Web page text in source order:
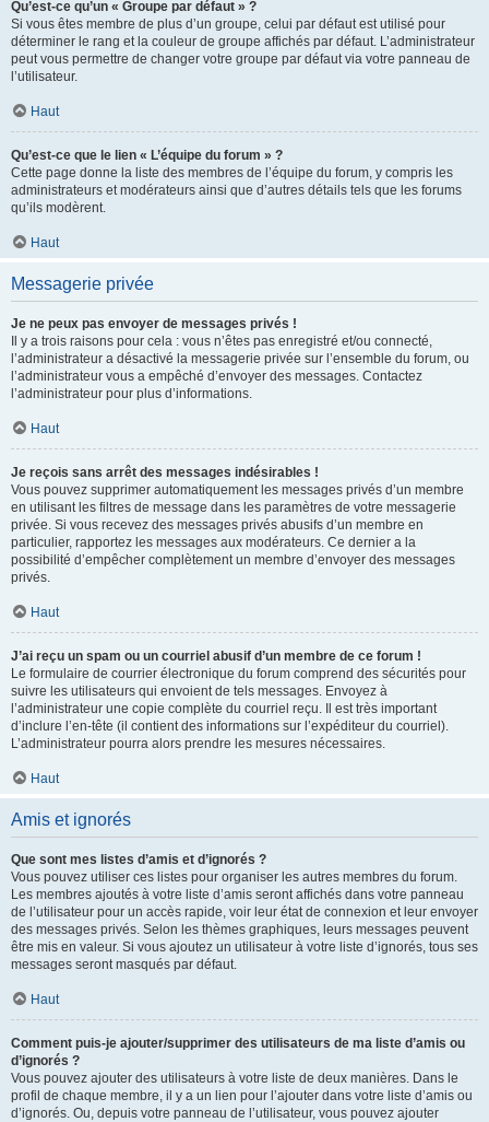
Qu’est-ce qu’un « Groupe par défaut » ?
Si vous êtes membre de plus d’un groupe, celui par défaut est utilisé pour
déterminer le rang et la couleur de groupe affichés par défaut. L’administrateur
peut vous permettre de changer votre groupe par défaut via votre panneau de
l’utilisateur.
Haut
Qu’est-ce que le lien « L’équipe du forum » ?
Cette page donne la liste des membres de l’équipe du forum, y compris les
administrateurs et modérateurs ainsi que d’autres détails tels que les forums
qu’ils modèrent.
Haut
Messagerie privée
Je ne peux pas envoyer de messages privés !
Il y a trois raisons pour cela : vous n’êtes pas enregistré et/ou connecté,
l’administrateur a désactivé la messagerie privée sur l’ensemble du forum, ou
l’administrateur vous a empêché d’envoyer des messages. Contactez
l’administrateur pour plus d’informations.
Haut
Je reçois sans arrêt des messages indésirables !
Vous pouvez supprimer automatiquement les messages privés d’un membre
en utilisant les filtres de message dans les paramètres de votre messagerie
privée. Si vous recevez des messages privés abusifs d’un membre en
particulier, rapportez les messages aux modérateurs. Ce dernier a la
possibilité d’empêcher complètement un membre d’envoyer des messages
privés.
Haut
J’ai reçu un spam ou un courriel abusif d’un membre de ce forum !
Le formulaire de courrier électronique du forum comprend des sécurités pour
suivre les utilisateurs qui envoient de tels messages. Envoyez à
l’administrateur une copie complète du courriel reçu. Il est très important
d’inclure l’en-tête (il contient des informations sur l’expéditeur du courriel).
L’administrateur pourra alors prendre les mesures nécessaires.
Haut
Amis et ignorés
Que sont mes listes d’amis et d’ignorés ?
Vous pouvez utiliser ces listes pour organiser les autres membres du forum.
Les membres ajoutés à votre liste d’amis seront affichés dans votre panneau
de l’utilisateur pour un accès rapide, voir leur état de connexion et leur envoyer
des messages privés. Selon les thèmes graphiques, leurs messages peuvent
être mis en valeur. Si vous ajoutez un utilisateur à votre liste d’ignorés, tous ses
messages seront masqués par défaut.
Haut
Comment puis-je ajouter/supprimer des utilisateurs de ma liste d’amis ou
d’ignorés ?
Vous pouvez ajouter des utilisateurs à votre liste de deux manières. Dans le
profil de chaque membre, il y a un lien pour l’ajouter dans votre liste d’amis ou
d’ignorés. Ou, depuis votre panneau de l’utilisateur, vous pouvez ajouter